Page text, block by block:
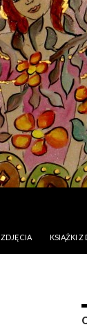
ZDJĘCIA KSIĄŻKI Z